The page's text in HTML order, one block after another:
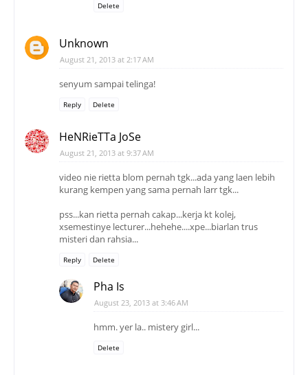
Delete
Unknown
August 21, 2013 at 2:17 AM
senyum sampai telinga!
Reply Delete
HeNRieTTa JoSe
August 21, 2013 at 9:37 AM
video nie rietta blom pernah tgk...ada yang laen lebih
kurang kempen yang sama pernah larr tgk...
pss...kan rietta pernah cakap...kerja kt kolej,
xsemestinye lecturer...hehehe....xpe...biarlan trus
misteri dan rahsia...
Reply Delete
Pha Is
August 23, 2013 at 3:46 AM
hmm. yer la.. mistery girl...
Delete